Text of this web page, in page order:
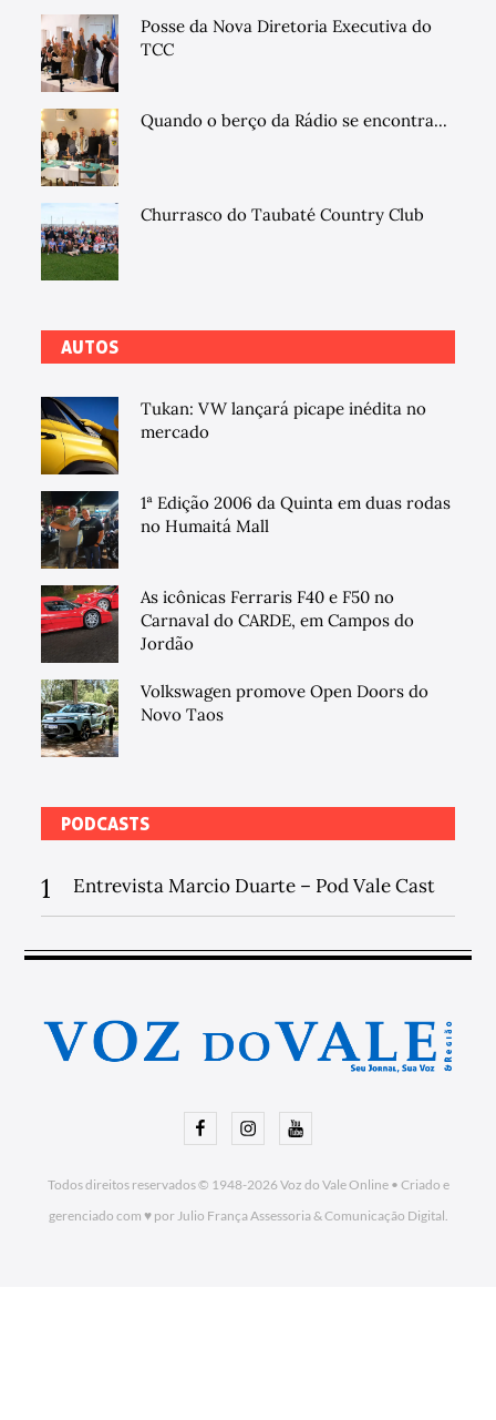
Posse da Nova Diretoria Executiva do
TCC
Quando o berço da Rádio se encontra...
Churrasco do Taubaté Country Club
AUTOS
Tukan: VW lançará picape inédita no
mercado
1ª Edição 2006 da Quinta em duas rodas
no Humaitá Mall
As icônicas Ferraris F40 e F50 no
Carnaval do CARDE, em Campos do
Jordão
Volkswagen promove Open Doors do
Novo Taos
PODCASTS
1 Entrevista Marcio Duarte – Pod Vale Cast
FacebookInstagramYoutube
Todos direitos reservados © 1948-2026Voz do Vale Online• Criado e
gerenciado com ♥ por Julio França Assessoria& Comunicação Digital.